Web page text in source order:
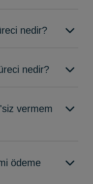
nedir?
nedir?
vermem
ödeme